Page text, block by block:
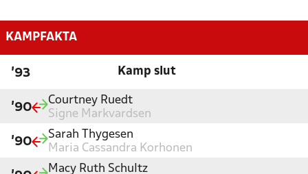
KAMPFAKTA
'93 Kamp slut
'90
Courtney Ruedt
Signe Markvardsen
'90
Sarah Thygesen
Maria Cassandra Korhonen
Macy Ruth Schultz